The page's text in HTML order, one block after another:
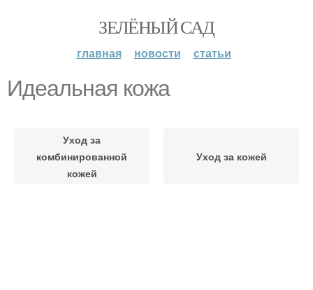
ЗЕЛЁНЫЙ САД
главная новости статьи
Идеальная кожа
Уход за
комбинированной
кожей
Уход за кожей